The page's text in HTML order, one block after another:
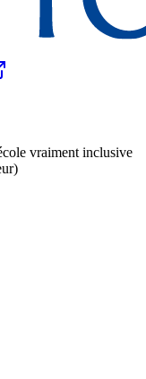
vraiment inclusive